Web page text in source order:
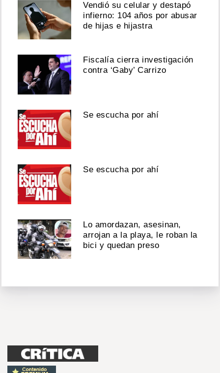
Vendió su celular y destapó
infierno: 104 años por abusar
de hijas e hijastra
Fiscalía cierra investigación
contra ‘Gaby’ Carrizo
Se escucha por ahí
Se escucha por ahí
Lo amordazan, asesinan,
arrojan a la playa, le roban la
bici y quedan preso